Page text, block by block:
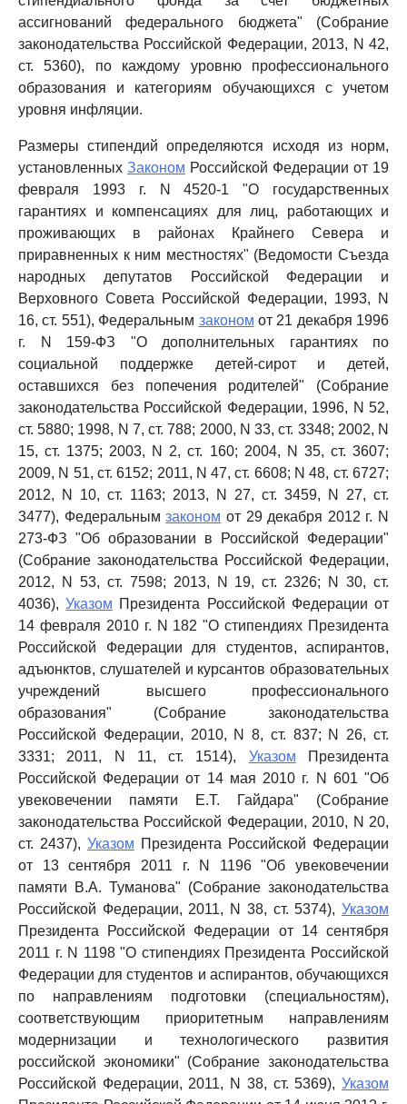
ассигнований федерального бюджета" (Собрание
законодательства Российской Федерации, 2013, N 42,
ст. 5360), по каждому уровню профессионального
образования и категориям обучающихся с учетом
уровня инфляции.
Размеры стипендий определяются исходя из норм,
установленных Законом Российской Федерации от 19
февраля 1993 г. N 4520-1 "О государственных
гарантиях и компенсациях для лиц, работающих и
проживающих в районах Крайнего Севера и
приравненных к ним местностях" (Ведомости Съезда
народных депутатов Российской Федерации и
Верховного Совета Российской Федерации, 1993, N
16, ст. 551), Федеральным законом от 21 декабря 1996
г. N 159-ФЗ "О дополнительных гарантиях по
социальной поддержке детей-сирот и детей,
оставшихся без попечения родителей" (Собрание
законодательства Российской Федерации, 1996, N 52,
ст. 5880; 1998, N 7, ст. 788; 2000, N 33, ст. 3348; 2002, N
15, ст. 1375; 2003, N 2, ст. 160; 2004, N 35, ст. 3607;
2009, N 51, ст. 6152; 2011, N 47, ст. 6608; N 48, ст. 6727;
2012, N 10, ст. 1163; 2013, N 27, ст. 3459, N 27, ст.
3477), Федеральнымзаконом от 29 декабря 2012 г. N
273-ФЗ "Об образовании в Российской Федерации"
(Собрание законодательства Российской Федерации,
2012, N 53, ст. 7598; 2013, N 19, ст. 2326; N 30, ст.
4036),Указом Президента Российской Федерации от
14 февраля 2010 г. N 182 "О стипендиях Президента
Российской Федерации для студентов, аспирантов,
адъюнктов, слушателей и курсантов образовательных
учреждений высшего профессионального
образования" (Собрание законодательства
Российской Федерации, 2010, N 8, ст. 837; N 26, ст.
3331; 2011, N 11, ст. 1514), Указом Президента
Российской Федерации от 14 мая 2010 г. N 601 "Об
увековечении памяти Е.Т. Гайдара" (Собрание
законодательства Российской Федерации, 2010, N 20,
ст. 2437), Указом Президента Российской Федерации
от 13 сентября 2011 г. N 1196 "Об увековечении
памяти В.А. Туманова" (Собрание законодательства
Российской Федерации, 2011, N 38, ст. 5374), Указом
Президента Российской Федерации от 14 сентября
2011 г. N 1198 "О стипендиях Президента Российской
Федерации для студентов и аспирантов, обучающихся
по направлениям подготовки (специальностям),
соответствующим приоритетным направлениям
модернизации и технологического развития
российской экономики" (Собрание законодательства
Российской Федерации, 2011, N 38, ст. 5369), Указом